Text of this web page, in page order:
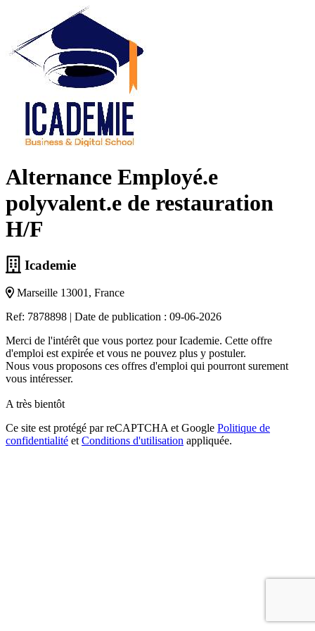
Alternance Employé.e
polyvalent.e de restauration
H/F
Icademie
Marseille 13001, France
Ref: 7878898 | Date de publication : 09-06-2026
Merci de l'intérêt que vous portez pour Icademie. Cette offre
d'emploi est expirée et vous ne pouvez plus y postuler.
Nous vous proposons ces offres d'emploi qui pourront surement
vous intéresser.
A très bientôt
Ce site est protégé par reCAPTCHA et Google Politique de
confidentialité et Conditions d'utilisation appliquée.